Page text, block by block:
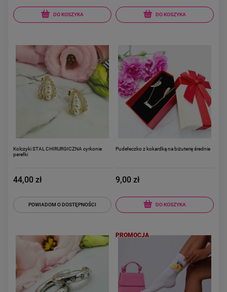
DO KOSZYKA DO KOSZYKA
Kolczyki STAL CHIRURGICZNA cyrkonie
perełki
44,00 zł
POWIADOM O DOSTĘPNOŚCI
Pudełeczko z kokardką na biżuterię średnie
9,00 zł
DO KOSZYKA
PROMOCJA